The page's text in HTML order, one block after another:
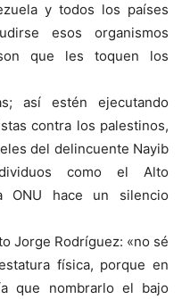
y todos los países
esos organismos
que les toquen los
así estén ejecutando
contra los palestinos,
del delincuente Nayib
como el Alto
ONU hace un silencio
Jorge Rodríguez: «no sé
física, porque en
que nombrarlo el bajo